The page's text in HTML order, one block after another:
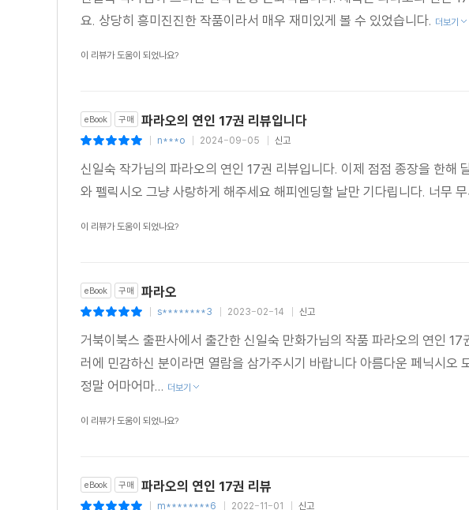
요. 상당히 흥미진진한 작품이라서 매우 재미있게 볼 수 있었습니다. 더보기
이 리뷰가 도움이 되었나요?
eBook 구매 파라오의 연인 17권 리뷰입니다
n***o 2024-09-05 신고
신일숙 작가님의 파라오의 연인 17권 리뷰입니다. 이제 점점 종장을 한해
와 펠릭시오 그냥 사랑하게 해주세요 해피엔딩할 날만 기다립니다. 너무
이 리뷰가 도움이 되었나요?
eBook 구매 파라오
s********3 2023-02-14 신고
거북이북스 출판사에서 출간한 신일숙 만화가님의 작품 파라오의 연인
러에 민감하신 분이라면 열람을 삼가주시기 바랍니다 아름다운 페닉시
정말 어마어마... 더보기
이 리뷰가 도움이 되었나요?
eBook 구매 파라오의 연인 17권 리뷰
m********6 2022-11-01 신고